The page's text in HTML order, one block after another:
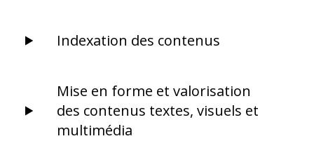
Indexation des contenus
Mise en forme et valorisation
des contenus textes, visuels et
multimédia